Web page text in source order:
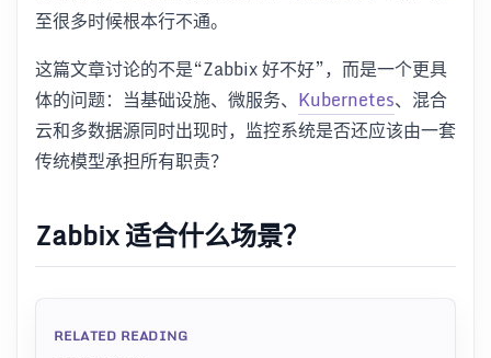
至很多时候根本行不通。
这篇文章讨论的不是“Zabbix 好不好”，而是一个更具
体的问题：当基础设施、微服务、 Kubernetes、混合
云和多数据源同时出现时，监控系统是否还应该由一套
传统模型承担所有职责？
Zabbix 适合什么场景？
RELATED READING